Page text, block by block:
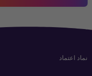
نماد اعتماد